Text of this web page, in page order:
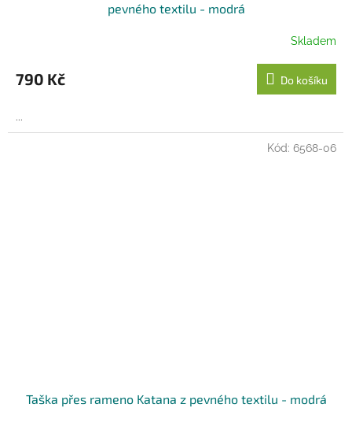
pevného textilu - modrá
Skladem
790 Kč Do košíku
...
Taška přes rameno Katana z pevného textilu - modrá
Kód: 6568-06